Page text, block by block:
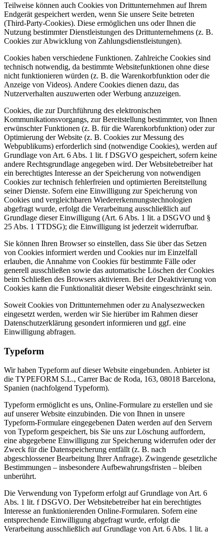
Teilweise können auch Cookies von Drittunternehmen auf Ihrem
Endgerät gespeichert werden, wenn Sie unsere Seite betreten
(Third-Party-Cookies). Diese ermöglichen uns oder Ihnen die
Nutzung bestimmter Dienstleistungen des Drittunternehmens (z. B.
Cookies zur Abwicklung von Zahlungsdienstleistungen).
Cookies haben verschiedene Funktionen. Zahlreiche Cookies sind
technisch notwendig, da bestimmte Websitefunktionen ohne diese
nicht funktionieren würden (z. B. die Warenkorbfunktion oder die
Anzeige von Videos). Andere Cookies dienen dazu, das
Nutzerverhalten auszuwerten oder Werbung anzuzeigen.
Cookies, die zur Durchführung des elektronischen
Kommunikationsvorgangs, zur Bereitstellung bestimmter, von Ihnen
erwünschter Funktionen (z. B. für die Warenkorbfunktion) oder zur
Optimierung der Website (z. B. Cookies zur Messung des
Webpublikums) erforderlich sind (notwendige Cookies), werden auf
Grundlage von Art. 6 Abs. 1 lit. f DSGVO gespeichert, sofern keine
andere Rechtsgrundlage angegeben wird. Der Websitebetreiber hat
ein berechtigtes Interesse an der Speicherung von notwendigen
Cookies zur technisch fehlerfreien und optimierten Bereitstellung
seiner Dienste. Sofern eine Einwilligung zur Speicherung von
Cookies und vergleichbaren Wiedererkennungstechnologien
abgefragt wurde, erfolgt die Verarbeitung ausschließlich auf
Grundlage dieser Einwilligung (Art. 6 Abs. 1 lit. a DSGVO und §
25 Abs. 1 TTDSG); die Einwilligung ist jederzeit widerrufbar.
Sie können Ihren Browser so einstellen, dass Sie über das Setzen
von Cookies informiert werden und Cookies nur im Einzelfall
erlauben, die Annahme von Cookies für bestimmte Fälle oder
generell ausschließen sowie das automatische Löschen der Cookies
beim Schließen des Browsers aktivieren. Bei der Deaktivierung von
Cookies kann die Funktionalität dieser Website eingeschränkt sein.
Soweit Cookies von Drittunternehmen oder zu Analysezwecken
eingesetzt werden, werden wir Sie hierüber im Rahmen dieser
Datenschutzerklärung gesondert informieren und ggf. eine
Einwilligung abfragen.
Typeform
Wir haben Typeform auf dieser Website eingebunden. Anbieter ist
die TYPEFORM S.L., Carrer Bac de Roda, 163, 08018 Barcelona,
Spanien (nachfolgend Typeform).
Typeform ermöglicht es uns, Online-Formulare zu erstellen und sie
auf unserer Website einzubinden. Die von Ihnen in unsere
Typeform-Formulare eingegebenen Daten werden auf den Servern
von Typeform gespeichert, bis Sie uns zur Löschung auffordern,
eine abgegebene Einwilligung zur Speicherung widerrufen oder der
Zweck für die Datenspeicherung entfällt (z. B. nach
abgeschlossener Bearbeitung Ihrer Anfrage). Zwingende gesetzliche
Bestimmungen – insbesondere Aufbewahrungsfristen – bleiben
unberührt.
Die Verwendung von Typeform erfolgt auf Grundlage von Art. 6
Abs. 1 lit. f DSGVO. Der Websitebetreiber hat ein berechtigtes
Interesse an funktionierenden Online-Formularen. Sofern eine
entsprechende Einwilligung abgefragt wurde, erfolgt die
Verarbeitung ausschließlich auf Grundlage von Art. 6 Abs. 1 lit. a